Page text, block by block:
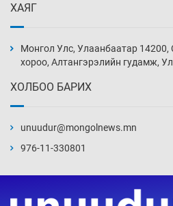
14 цаг 49 мин
15 цаг 19 мин
15 цаг 34 мин
ХАЯГ
Монгол Улс, Улаанбаатар 14200,
хороо, Алтангэрэлийн гудамж,
ХОЛБОО БАРИХ
unuudur@mongolnews.mn
976-11-330801